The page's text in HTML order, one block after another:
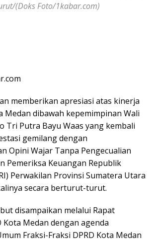
(Doks Foto/1kabar.com)
memberikan apresiasi atas kinerja
Medan dibawah kepemimpinan Wali
Tri Putra Bayu Waas yang kembali
gemilang dengan
Opini Wajar Tanpa Pengecualian
Pemeriksa Keuangan Republik
Perwakilan Provinsi Sumatera Utara
secara berturut-turut.
disampaikan melalui Rapat
Kota Medan dengan agenda
Fraksi-Fraksi DPRD Kota Medan